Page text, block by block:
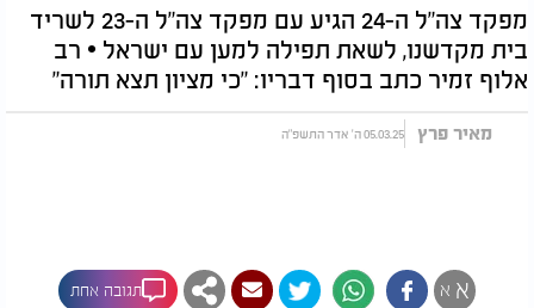
מפקד צה"ל ה-24 הגיע עם מפקד צה"ל ה-23 לשריד
בית מקדשנו, לשאת תפילה למען עם ישראל • רב
אלוף זמיר כתב בסוף דבריו: "כי מציון תצא תורה"
מאיר פרץ 05.03.25 ה' אדר התשפ"ה
א א תגובה אחת